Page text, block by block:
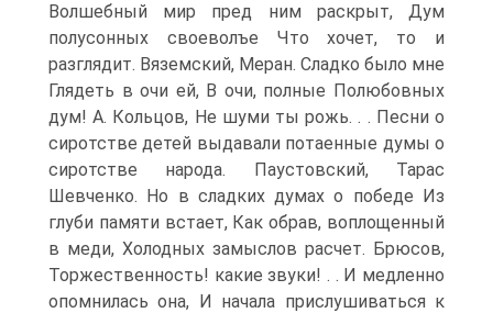
Волшебный мир пред ним раскрыт, Дум
полусонных своеволъе Что хочет, то и
разглядит. Вяземский, Меран. Сладко было мне
Глядеть в очи ей, В очи, полные Полюбовных
дум! А. Кольцов, Не шуми ты рожь. . . Песни о
сиротстве детей выдавали потаенные думы о
сиротстве народа. Паустовский, Тарас
Шевченко. Но в сладких думах о победе Из
глуби памяти встает, Как обрав, воплощенный
в меди, Холодных замыслов расчет. Брюсов,
Торжественность! какие звуки! . . И медленно
опомнилась она, И начала прислушиваться к